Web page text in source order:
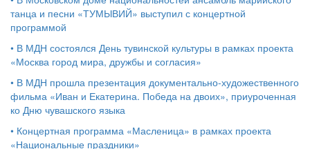
танца и песни «ТУМЫВИЙ» выступил с концертной
программой
• В МДН состоялся День тувинской культуры в рамках проекта
«Москва город мира, дружбы и согласия»
• В МДН прошла презентация документально-художественного
фильма «Иван и Екатерина. Победа на двоих», приуроченная
ко Дню чувашского языка
• Концертная программа «Масленица» в рамках проекта
«Национальные праздники»